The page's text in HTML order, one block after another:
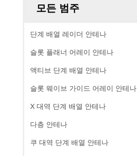
모든 범주
단계 배열 레이더 안테나
슬롯 플래너 어레이 안테나
액티브 단계 배열 안테나
슬롯 웨이브 가이드 어레이 안테나
X 대역 단계 배열 안테나
다층 안테나
쿠 대역 단계 배열 안테나